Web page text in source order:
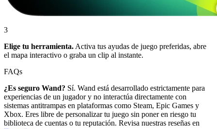
3
Elige tu herramienta. Activa tus ayudas de juego preferidas, abre
el mapa interactivo o graba un clip al instante.
FAQs
¿Es seguro Wand? Sí. Wand está desarrollado estrictamente para
experiencias de un jugador y no interactúa directamente con
sistemas antitrampas en plataformas como Steam, Epic Games y
Xbox. Eres libre de personalizar tu juego sin poner en riesgo tu
biblioteca de cuentas o tu reputación. Revisa nuestras reseñas en